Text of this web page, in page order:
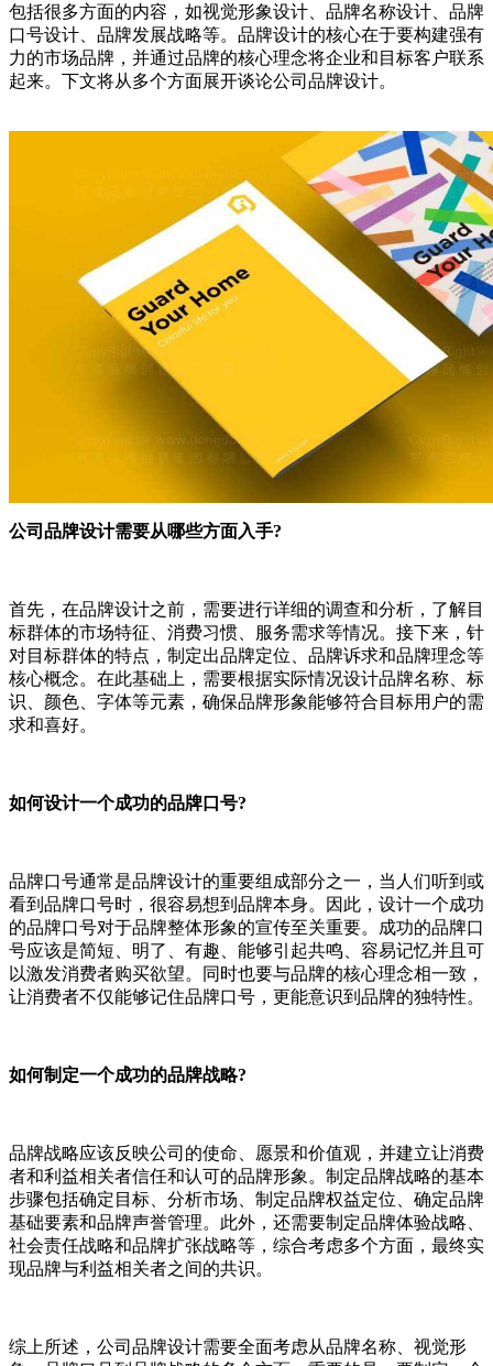
包括很多方面的内容，如视觉形象设计、品牌名称设计、品牌
口号设计、品牌发展战略等。品牌设计的核心在于要构建强有
力的市场品牌，并通过品牌的核心理念将企业和目标客户联系
起来。下文将从多个方面展开谈论公司品牌设计。
公司品牌设计需要从哪些方面入手?
首先，在品牌设计之前，需要进行详细的调查和分析，了解目
标群体的市场特征、消费习惯、服务需求等情况。接下来，针
对目标群体的特点，制定出品牌定位、品牌诉求和品牌理念等
核心概念。在此基础上，需要根据实际情况设计品牌名称、标
识、颜色、字体等元素，确保品牌形象能够符合目标用户的需
求和喜好。
如何设计一个成功的品牌口号?
品牌口号通常是品牌设计的重要组成部分之一，当人们听到或
看到品牌口号时，很容易想到品牌本身。因此，设计一个成功
的品牌口号对于品牌整体形象的宣传至关重要。成功的品牌口
号应该是简短、明了、有趣、能够引起共鸣、容易记忆并且可
以激发消费者购买欲望。同时也要与品牌的核心理念相一致，
让消费者不仅能够记住品牌口号，更能意识到品牌的独特性。
如何制定一个成功的品牌战略?
品牌战略应该反映公司的使命、愿景和价值观，并建立让消费
者和利益相关者信任和认可的品牌形象。制定品牌战略的基本
步骤包括确定目标、分析市场、制定品牌权益定位、确定品牌
基础要素和品牌声誉管理。此外，还需要制定品牌体验战略、
社会责任战略和品牌扩张战略等，综合考虑多个方面，最终实
现品牌与利益相关者之间的共识。
综上所述，公司品牌设计需要全面考虑从品牌名称、视觉形